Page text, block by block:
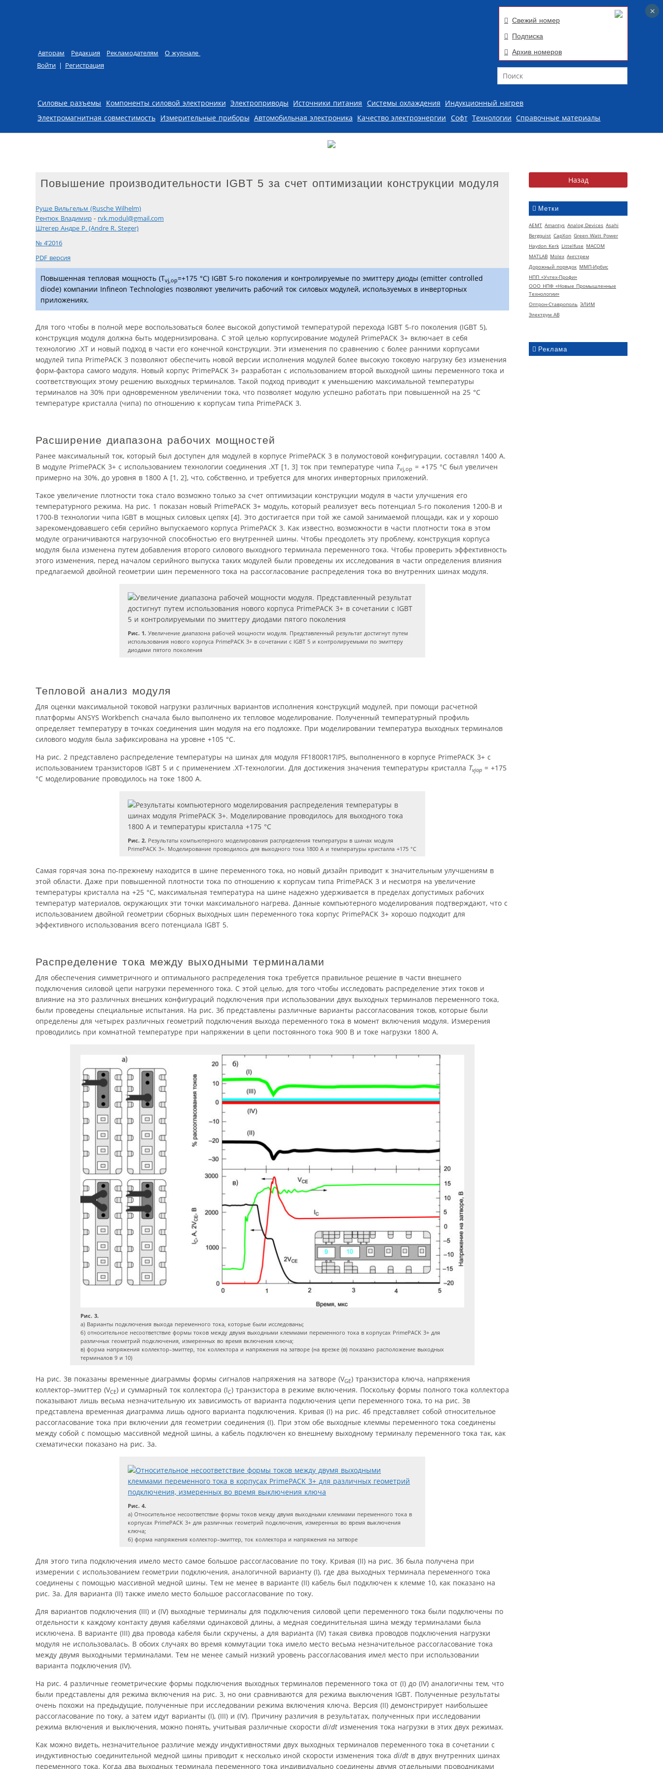
Авторам Редакция Рекламодателям
О журнале
Войти | Регистрация
Свежий номер
Подписка
Архив номеров
Поиск
Skip to content
Силовые разъемы Компоненты силовой электроники Электроприводы Источники питания Системы охлаждения Индукционный нагрев
Электромагнитная совместимость Измерительные приборы Автомобильная электроника Качество электроэнергии Софт Технологии Справочные материалы
Метки
AEMT Amantys Analog Devices Asahi
Bergquist CapXon Green Watt Power
Haydon Kerk Littelfuse MACOM
MATLAB Molex Ангстрем
Дорожный порядок ММП-Ирбис
НПП «Учтех-Профи»
ООО НПФ «Новые Промышленные
Технологии»
Оптрон-Ставрополь ЭЛИМ
Электрум АВ
Реклама
Повышение производительности IGBT 5 за счет оптимизации конструкции модуля
Руше Вильгельм (Rusche Wilhelm)
Рентюк Владимир - rvk.modul@gmail.com
Штегер Андре Р. (Andre R. Steger)
№ 4’2016
PDF версия
Повышенная тепловая мощность (Tvj,op=+175 °C) IGBT 5-го поколения и контролируемые по эмиттеру диоды (emitter controlled
diode) компании Infineon Technologies позволяют увеличить рабочий ток силовых модулей, используемых в инверторных
приложениях.
Для того чтобы в полной мере воспользоваться более высокой допустимой температурой перехода IGBT 5-го поколения (IGBT 5),
конструкция модуля должна быть модернизирована. С этой целью корпусирование модулей PrimePACK 3+ включает в себя
технологию .XT и новый подход в части его конечной конструкции. Эти изменения по сравнению с более ранними корпусами
модулей типа PrimePACK 3 позволяют обеспечить новой версии исполнения модулей более высокую токовую нагрузку без изменения
форм-фактора самого модуля. Новый корпус PrimePACK 3+ разработан с использованием второй выходной шины переменного тока и
соответствующих этому решению выходных терминалов. Такой подход приводит к уменьшению максимальной температуры
терминалов на 30% при одновременном увеличении тока, что позволяет модулю успешно работать при повышенной на 25 °C
температуре кристалла (чипа) по отношению к корпусам типа PrimePACK 3.
Расширение диапазона рабочих мощностей
Ранее максимальный ток, который был доступен для модулей в корпусе PrimePACK 3 в полумостовой конфигурации, составлял 1400 А.
В модуле PrimePACK 3+ с использованием технологии соединения .XT [1, 3] ток при температуре чипа Tvj,op = +175 °C был увеличен
примерно на 30%, до уровня в 1800 А [1, 2], что, собственно, и требуется для многих инверторных приложений.
Такое увеличение плотности тока стало возможно только за счет оптимизации конструкции модуля в части улучшения его
температурного режима. На рис. 1 показан новый PrimePACK 3+ модуль, который реализует весь потенциал 5-го поколения 1200-В и
1700-В технологии чипа IGBT в мощных силовых цепях [4]. Это достигается при той же самой занимаемой площади, как и у хорошо
зарекомендовавшего себя серийно выпускаемого корпуса PrimePACK 3. Как известно, возможности в части плотности тока в этом
модуле ограничиваются нагрузочной способностью его внутренней шины. Чтобы преодолеть эту проблему, конструкция корпуса
модуля была изменена путем добавления второго силового выходного терминала переменного тока. Чтобы проверить эффективность
этого изменения, перед началом серийного выпуска таких модулей были проведены их исследования в части определения влияния
предлагаемой двойной геометрии шин переменного тока на рассогласование распределения тока во внутренних шинах модуля.
Рис. 1. Увеличение диапазона рабочей мощности модуля. Представленный результат достигнут путем
использования нового корпуса PrimePACK 3+ в сочетании с IGBT 5 и контролируемыми по эмиттеру
диодами пятого поколения
Тепловой анализ модуля
Для оценки максимальной токовой нагрузки различных вариантов исполнения конструкций модулей, при помощи расчетной
платформы ANSYS Workbench сначала было выполнено их тепловое моделирование. Полученный температурный профиль
определяет температуру в точках соединения шин модуля на его подложке. При моделировании температура выходных терминалов
силового модуля была зафиксирована на уровне +105 °С.
На рис. 2 представлено распределение температуры на шинах для модуля FF1800R17IP5, выполненного в корпусе PrimePACK 3+ с
использованием транзисторов IGBT 5 и с применением .XT-технологии. Для достижения значения температуры кристалла Tvjop = +175
°C моделирование проводилось на токе 1800 А.
Рис. 2. Результаты компьютерного моделирования распределения температуры в шинах модуля
PrimePACK 3+. Моделирование проводилось для выходного тока 1800 A и температуры кристалла +175 °C
Самая горячая зона по-прежнему находится в шине переменного тока, но новый дизайн приводит к значительным улучшениям в
этой области. Даже при повышенной плотности тока по отношению к корпусам типа PrimePACK 3 и несмотря на увеличение
температуры кристалла на +25 °C, максимальная температура на шине надежно удерживается в пределах допустимых рабочих
температур материалов, окружающих эти точки максимального нагрева. Данные компьютерного моделирования подтверждают, что с
использованием двойной геометрии сборных выходных шин переменного тока корпус PrimePACK 3+ хорошо подходит для
эффективного использования всего потенциала IGBT 5.
Распределение тока между выходными терминалами
Для обеспечения симметричного и оптимального распределения тока требуется правильное решение в части внешнего
подключения силовой цепи нагрузки переменного тока. С этой целью, для того чтобы исследовать распределение этих токов и
влияние на это различных внешних конфигураций подключения при использовании двух выходных терминалов переменного тока,
были проведены специальные испытания. На рис. 3б представлены различные варианты рассогласования токов, которые были
определены для четырех различных геометрий подключения выхода переменного тока в момент включения модуля. Измерения
проводились при комнатной температуре при напряжении в цепи постоянного тока 900 В и токе нагрузки 1800 А.
Рис. 3.
a) Варианты подключения выхода переменного тока, которые были исследованы;
б) относительное несоответствие формы токов между двумя выходными клеммами переменного тока в корпусах PrimePACK 3+ для
различных геометрий подключения, измеренных во время включения ключа;
в) форма напряжения коллектор–эмиттер, ток коллектора и напряжения на затворе (на врезке (в) показано расположение выходных
терминалов 9 и 10)
На рис. 3в показаны временные диаграммы формы сигналов напряжения на затворе (VGE) транзистора ключа, напряжения
коллектор–эмиттер (VCE) и суммарный ток коллектора (IC) транзистора в режиме включения. Поскольку формы полного тока коллектора
показывают лишь весьма незначительную их зависимость от варианта подключения цепи переменного тока, то на рис. 3в
представлена временная диаграмма лишь одного варианта подключения. Кривая (I) на рис. 4б представляет собой относительное
рассогласование тока при включении для геометрии соединения (I). При этом обе выходные клеммы переменного тока соединены
между собой с помощью массивной медной шины, а кабель подключен ко внешнему выходному терминалу переменного тока так, как
схематически показано на рис. 3а.
Рис. 4.
a) Относительное несоответствие формы токов между двумя выходными клеммами переменного тока в
корпусах PrimePACK 3+ для различных геометрий подключения, измеренных во время выключения
ключа;
б) форма напряжения коллектор–эмиттер, ток коллектора и напряжения на затворе
Для этого типа подключения имело место самое большое рассогласование по току. Кривая (II) на рис. 3б была получена при
измерении с использованием геометрии подключения, аналогичной варианту (I), где два выходных терминала переменного тока
соединены с помощью массивной медной шины. Тем не менее в варианте (II) кабель был подключен к клемме 10, как показано на
рис. 3а. Для варианта (II) также имело место большое рассогласование по току.
Для вариантов подключения (III) и (IV) выходные терминалы для подключения силовой цепи переменного тока были подключены по
отдельности к каждому контакту двумя кабелями одинаковой длины, а медная соединительная шина между терминалами была
исключена. В варианте (III) два провода кабеля были скручены, а для варианта (IV) такая свивка проводов подключения нагрузки
модуля не использовалась. В обоих случаях во время коммутации тока имело место весьма незначительное рассогласование тока
между двумя выходными терминалами. Тем не менее самый низкий уровень рассогласования имел место при использовании
варианта подключения (IV).
На рис. 4 различные геометрические формы подключения выходных терминалов переменного тока от (I) до (IV) аналогичны тем, что
были представлены для режима включения на рис. 3, но они сравниваются для режима выключения IGBT. Полученные результаты
очень похожи на предыдущие, полученные при исследовании режима включения ключа. Версия (II) демонстрирует наибольшее
рассогласование по току, а затем идут варианты (I), (III) и (IV). Причину различия в результатах, полученных при исследовании
режима включения и выключения, можно понять, учитывая различные скорости di/dt изменения тока нагрузки в этих двух режимах.
Как можно видеть, незначительное различие между индуктивностями двух выходных терминалов переменного тока в сочетании с
индуктивностью соединительной медной шины приводит к несколько иной скорости изменения тока di/dt в двух внутренних шинах
переменного тока. Когда два выходных терминала переменного тока индивидуально соединены двумя отдельными проводниками
×
×